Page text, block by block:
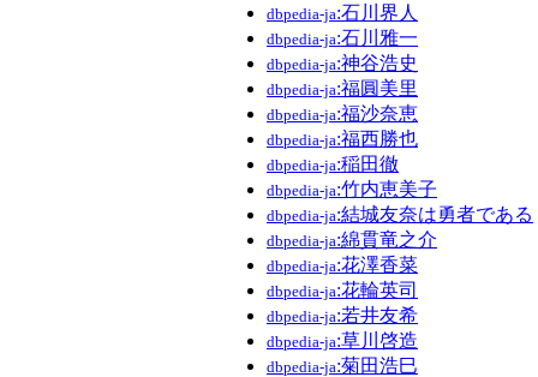
dbpedia-ja:石川界人
dbpedia-ja:石川雅一
dbpedia-ja:神谷浩史
dbpedia-ja:福圓美里
dbpedia-ja:福沙奈恵
dbpedia-ja:福西勝也
dbpedia-ja:稲田徹
dbpedia-ja:竹内恵美子
dbpedia-ja:結城友奈は勇者である
dbpedia-ja:綿貫竜之介
dbpedia-ja:花澤香菜
dbpedia-ja:花輪英司
dbpedia-ja:若井友希
dbpedia-ja:草川啓造
dbpedia-ja:菊田浩巳